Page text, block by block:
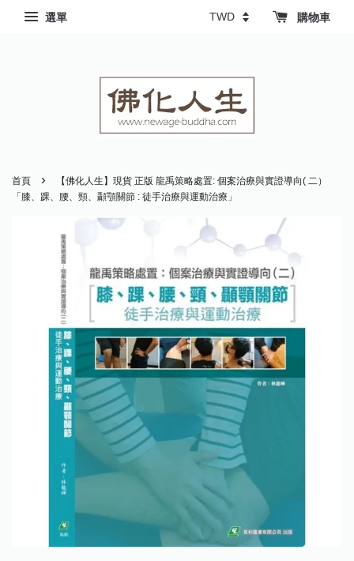
選單 購物車
首頁 ›
【佛化人生】現貨 正版 龍禹策略處置: 個案治療與實證導向( 二）
「膝、踝、腰、頸、顳顎關節 : 徒手治療與運動治療」